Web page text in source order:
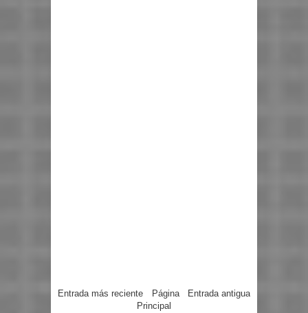
Entrada más reciente Entrada antigua
Página
Principal